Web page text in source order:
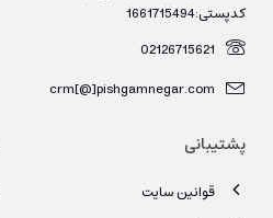
کدپستی:1661715494
02126715621
crm[@]pishgamnegar.com
پشتیبانی
قوانین سایت